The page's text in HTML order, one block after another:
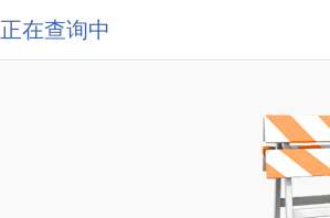
正在查询中